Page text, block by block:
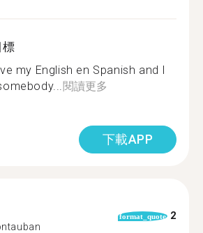
標
my English en Spanish and I
閱讀更多
下載APP
format_quote 2